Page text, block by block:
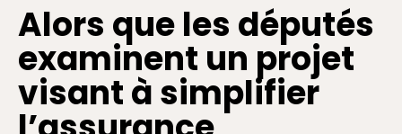
Alors que les députés
examinent un projet
visant à simplifier